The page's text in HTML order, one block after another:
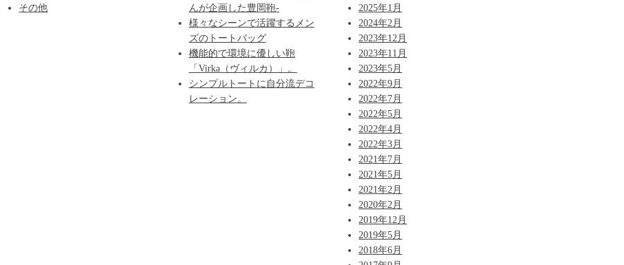
その他
んが企画した豊岡鞄-
様々なシーンで活躍するメン
ズのトートバッグ
機能的で環境に優しい鞄
「Virka（ヴィルカ）」。
シンプルトートに自分流デコ
レーション。
2025年1月
2024年2月
2023年12月
2023年11月
2023年5月
2022年9月
2022年7月
2022年5月
2022年4月
2022年3月
2021年7月
2021年5月
2021年2月
2020年2月
2019年12月
2019年5月
2018年6月